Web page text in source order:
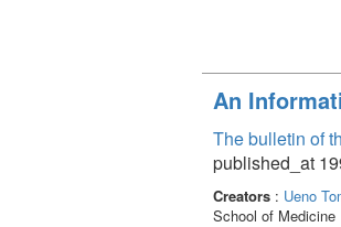
An
The bulletin of
published_at
Creators : Ueno
School of Medicine